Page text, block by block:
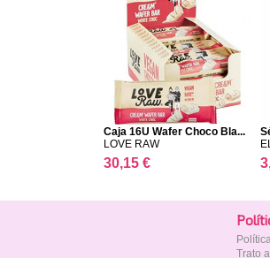
Caja 16U Wafer Choco Bla...
LOVE RAW
30,15 €
Trato